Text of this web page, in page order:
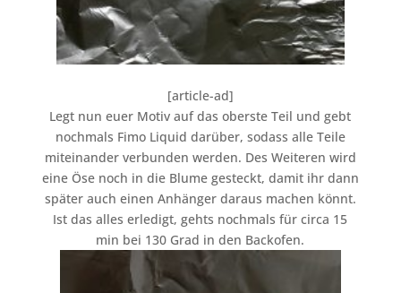
[article-ad]
Legt nun euer Motiv auf das oberste Teil und gebt
nochmals Fimo Liquid darüber, sodass alle Teile
miteinander verbunden werden. Des Weiteren wird
eine Öse noch in die Blume gesteckt, damit ihr dann
später auch einen Anhänger daraus machen könnt.
Ist das alles erledigt, gehts nochmals für circa 15
min bei 130 Grad in den Backofen.